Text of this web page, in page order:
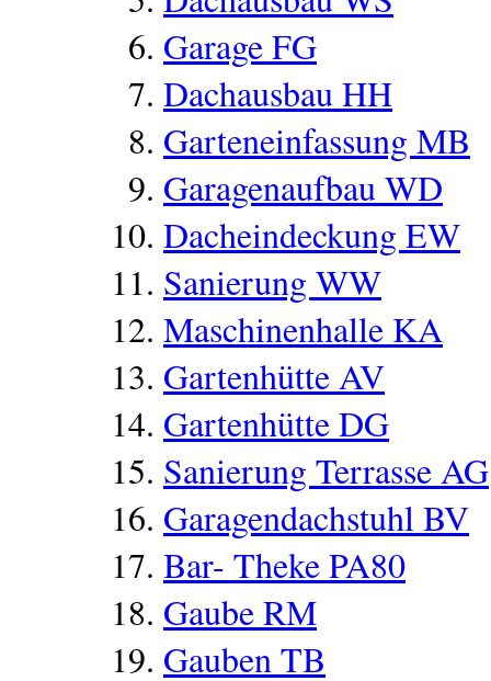
Garage FG
Dachausbau HH
Garteneinfassung MB
Garagenaufbau WD
Dacheindeckung EW
Sanierung WW
Maschinenhalle KA
Gartenhütte AV
Gartenhütte DG
Sanierung Terrasse AG
Garagendachstuhl BV
Bar- Theke PA80
Gaube RM
Gauben TB